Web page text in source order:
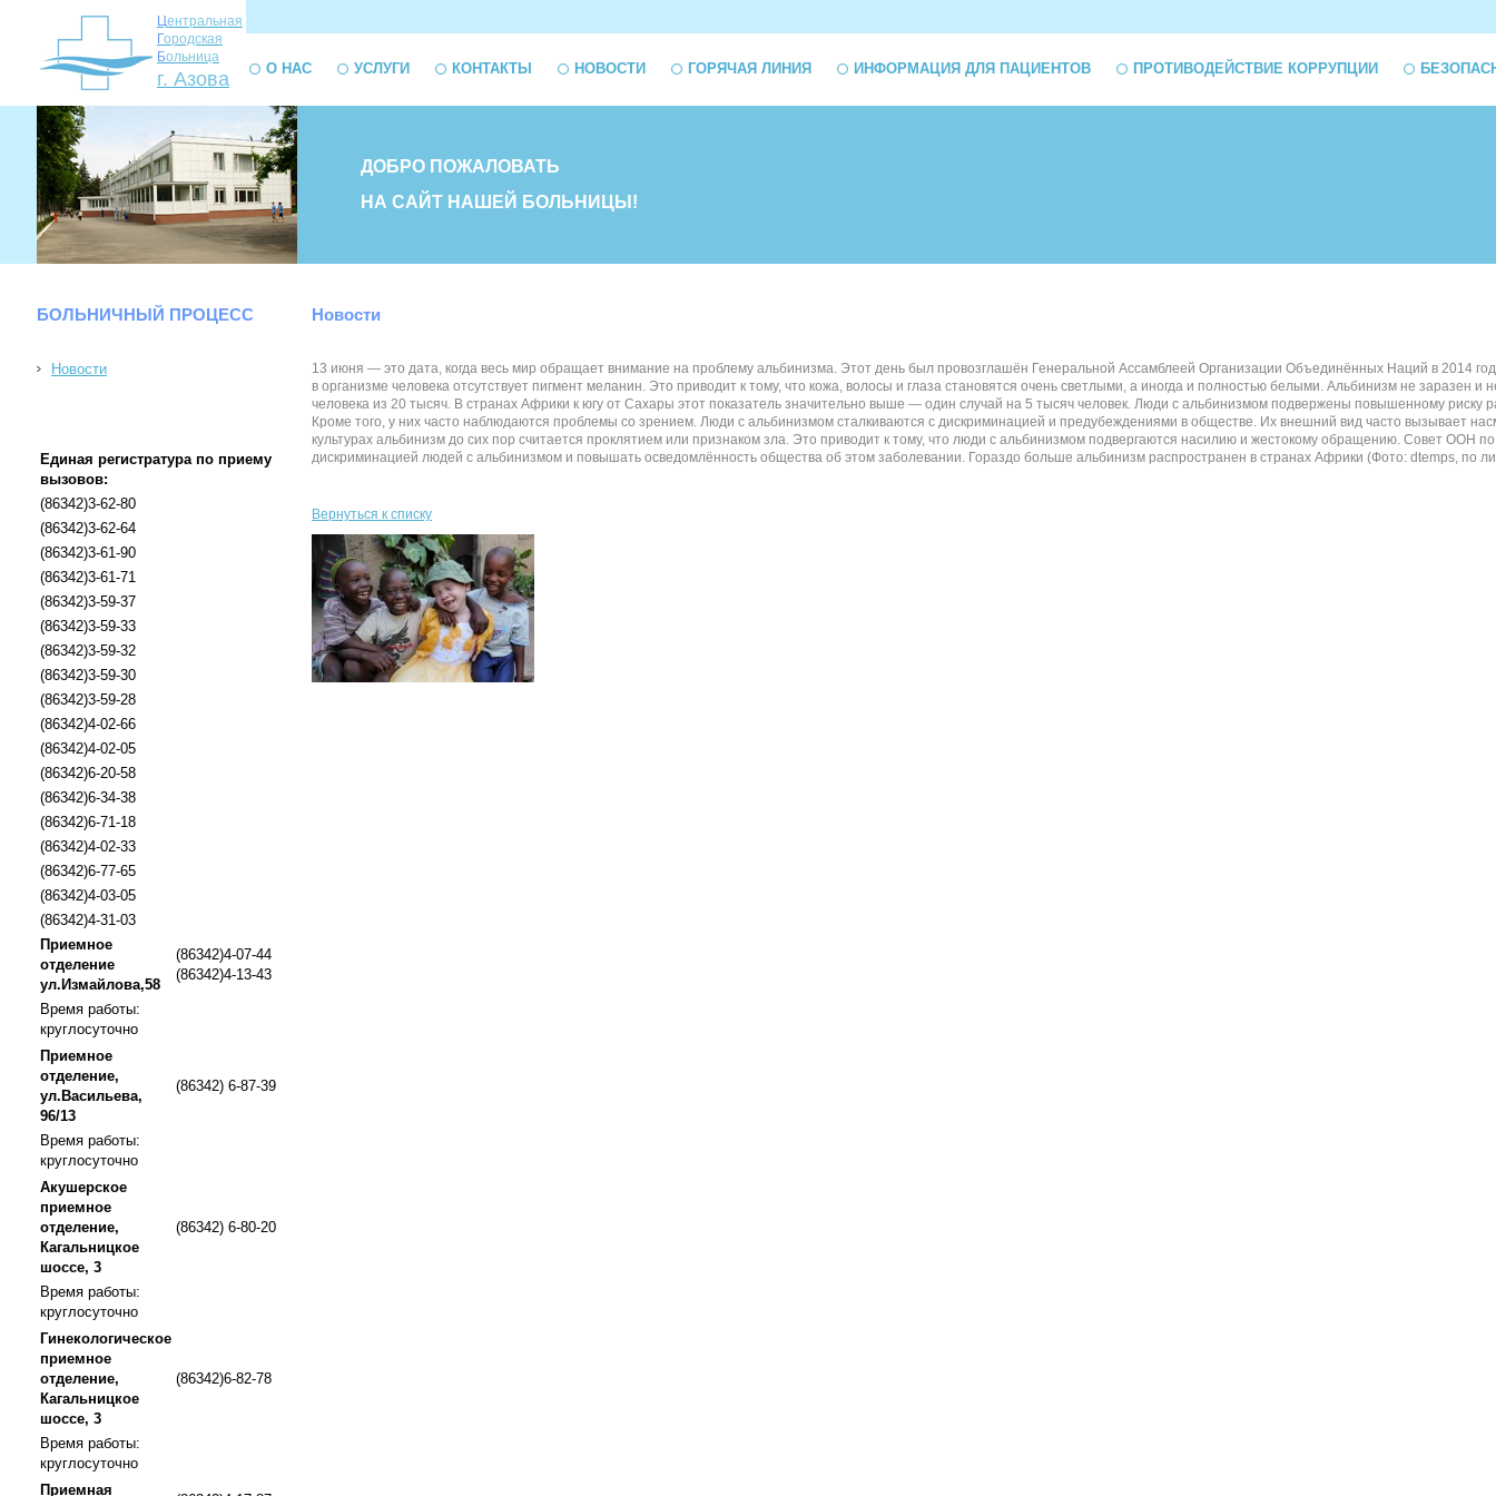
Центральная
Городская
Больница
г. Азова О НАС УСЛУГИ КОНТАКТЫ НОВОСТИ ГОРЯЧАЯ ЛИНИЯ ИНФОРМАЦИЯ ДЛЯ ПАЦИЕНТОВ ПРОТИВОДЕЙСТВИЕ КОРРУПЦИИ
ДОБРО ПОЖАЛОВАТЬ
НА САЙТ НАШЕЙ БОЛЬНИЦЫ!
БОЛЬНИЧНЫЙ ПРОЦЕСС
Новости
Единая регистратура по приему
вызовов:
(86342)3-62-80
(86342)3-62-64
(86342)3-61-90
(86342)3-61-71
(86342)3-59-37
(86342)3-59-33
(86342)3-59-32
(86342)3-59-30
(86342)3-59-28
(86342)4-02-66
(86342)4-02-05
(86342)6-20-58
(86342)6-34-38
(86342)6-71-18
(86342)4-02-33
(86342)6-77-65
(86342)4-03-05
(86342)4-31-03
Приемное
отделение
ул.Измайлова,58
(86342)4-07-44
(86342)4-13-43
Время работы:
круглосуточно
Приемное
отделение,
ул.Васильева,
96/13
(86342) 6-87-39
Время работы:
круглосуточно
Акушерское
приемное
отделение,
Кагальницкое
шоссе, 3
(86342) 6-80-20
Время работы:
круглосуточно
Гинекологическое
приемное
отделение,
Кагальницкое
шоссе, 3
(86342)6-82-78
Время работы:
круглосуточно
Приемная
Новости
13 июня — это дата, когда весь мир обращает внимание на проблему альбинизма. Этот день был провозглашён Генеральной Ассамблеей Организации Объединённых Наций в 2014
в организме человека отсутствует пигмент меланин. Это приводит к тому, что кожа, волосы и глаза становятся очень светлыми, а иногда и полностью белыми. Альбинизм не
человека из 20 тысяч. В странах Африки к югу от Сахары этот показатель значительно выше — один случай на 5 тысяч человек. Люди с альбинизмом подвержены повышенному риску
Кроме того, у них часто наблюдаются проблемы со зрением. Люди с альбинизмом сталкиваются с дискриминацией и предубеждениями в обществе. Их внешний вид часто вызывает
культурах альбинизм до сих пор считается проклятием или признаком зла. Это приводит к тому, что люди с альбинизмом подвергаются насилию и жестокому обращению. Совет ООН
дискриминацией людей с альбинизмом и повышать осведомлённость общества об этом заболевании. Гораздо больше альбинизм распространен в странах Африки (Фото: dtemps, по
Вернуться к списку